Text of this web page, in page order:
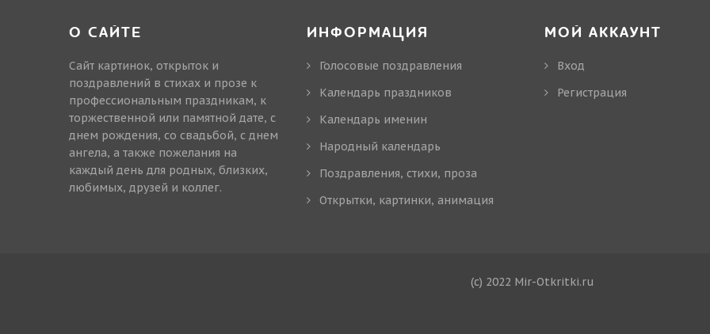
О САЙТЕ
Сайт картинок, открыток и
поздравлений в стихах и прозе к
профессиональным праздникам, к
торжественной или памятной дате, с
днем рождения, со свадьбой, с днем
ангела, а также пожелания на
каждый день для родных, близких,
любимых, друзей и коллег.
ИНФОРМАЦИЯ
Голосовые поздравления
Календарь праздников
Календарь именин
Народный календарь
Поздравления, стихи, проза
Открытки, картинки, анимация
МОЙ АККАУНТ
Вход
Регистрация
(c) 2022 Mir-Otkritki.ru